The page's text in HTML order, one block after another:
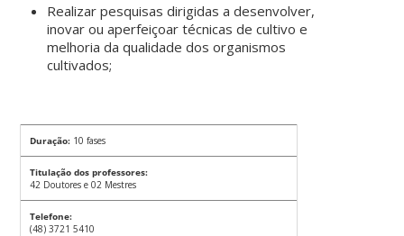
Realizar pesquisas dirigidas a desenvolver,
inovar ou aperfeiçoar técnicas de cultivo e
melhoria da qualidade dos organismos
cultivados;
Duração: 10 fases
Titulação dos professores:
42 Doutores e 02 Mestres
Telefone:
(48) 3721 5410